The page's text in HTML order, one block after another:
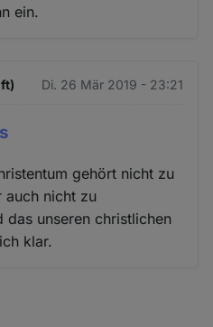
ein.
Di. 26 Mär 2019 - 23:21
gehört nicht zu
auch nicht zu
das unseren christlichen
klar.